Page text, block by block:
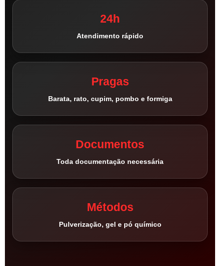
24h
Atendimento rápido
Pragas
Barata, rato, cupim, pombo e formiga
Documentos
Toda documentação necessária
Métodos
Pulverização, gel e pó químico